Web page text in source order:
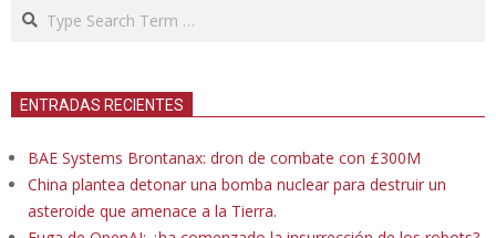
Search
ENTRADAS RECIENTES
BAE Systems Brontanax: dron de combate con £300M
China plantea detonar una bomba nuclear para destruir un
asteroide que amenace a la Tierra.